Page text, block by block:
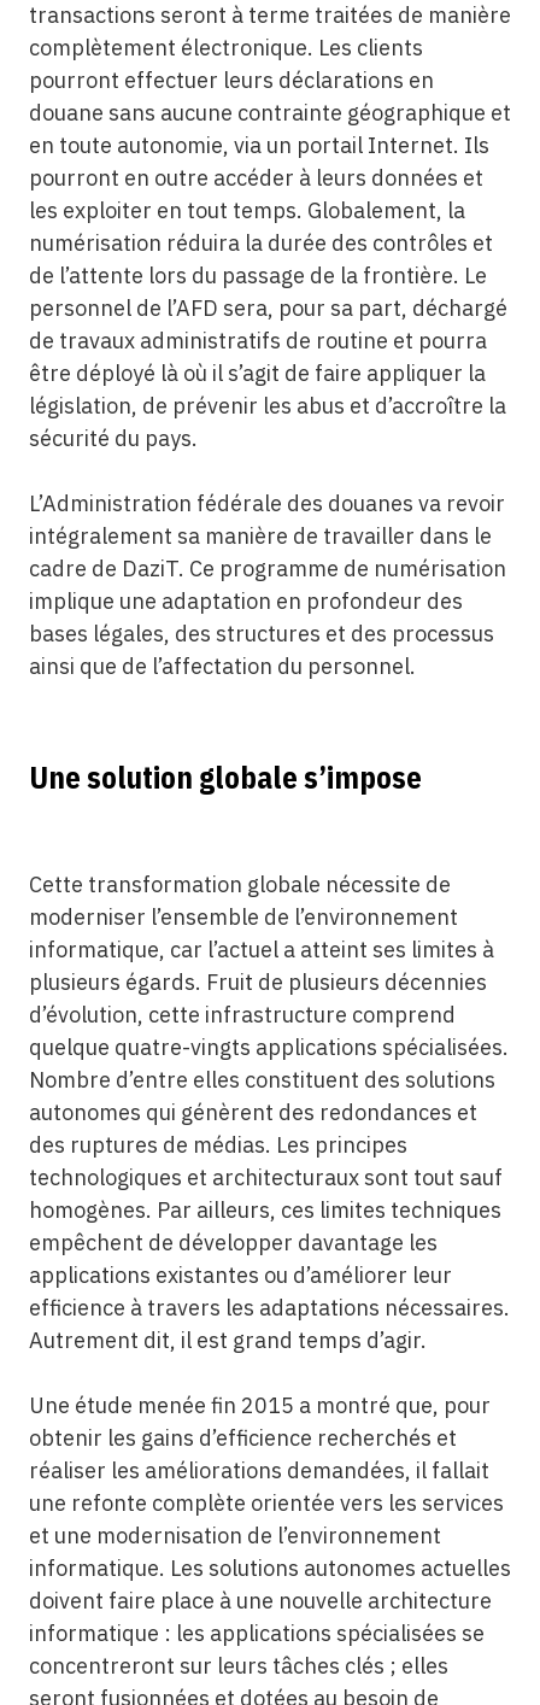
transactions seront à terme traitées de manière
complètement électronique. Les clients
pourront effectuer leurs déclarations en
douane sans aucune contrainte géographique et
en toute autonomie, via un portail Internet. Ils
pourront en outre accéder à leurs données et
les exploiter en tout temps. Globalement, la
numérisation réduira la durée des contrôles et
de l’attente lors du passage de la frontière. Le
personnel de l’AFD sera, pour sa part, déchargé
de travaux administratifs de routine et pourra
être déployé là où il s’agit de faire appliquer la
législation, de prévenir les abus et d’accroître la
sécurité du pays.
L’Administration fédérale des douanes va revoir
intégralement sa manière de travailler dans le
cadre de DaziT. Ce programme de numérisation
implique une adaptation en profondeur des
bases légales, des structures et des processus
ainsi que de l’affectation du personnel.
Une solution globale s’impose
Cette transformation globale nécessite de
moderniser l’ensemble de l’environnement
informatique, car l’actuel a atteint ses limites à
plusieurs égards. Fruit de plusieurs décennies
d’évolution, cette infrastructure comprend
quelque quatre-vingts applications spécialisées.
Nombre d’entre elles constituent des solutions
autonomes qui génèrent des redondances et
des ruptures de médias. Les principes
technologiques et architecturaux sont tout sauf
homogènes. Par ailleurs, ces limites techniques
empêchent de développer davantage les
applications existantes ou d’améliorer leur
efficience à travers les adaptations nécessaires.
Autrement dit, il est grand temps d’agir.
Une étude menée fin 2015 a montré que, pour
obtenir les gains d’efficience recherchés et
réaliser les améliorations demandées, il fallait
une refonte complète orientée vers les services
et une modernisation de l’environnement
informatique. Les solutions autonomes actuelles
doivent faire place à une nouvelle architecture
informatique : les applications spécialisées se
concentreront sur leurs tâches clés ; elles
seront fusionnées et dotées au besoin de